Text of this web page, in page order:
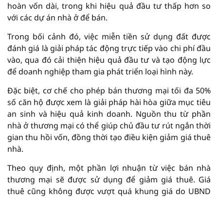
hoàn vốn dài, trong khi hiệu quả đầu tư thấp hơn so
với các dự án nhà ở để bán.
Trong bối cảnh đó, việc miễn tiền sử dụng đất được
đánh giá là giải pháp tác động trực tiếp vào chi phí đầu
vào, qua đó cải thiện hiệu quả đầu tư và tạo động lực
để doanh nghiệp tham gia phát triển loại hình này.
Đặc biệt, cơ chế cho phép bán thương mại tối đa 50%
số căn hộ được xem là giải pháp hài hòa giữa mục tiêu
an sinh và hiệu quả kinh doanh. Nguồn thu từ phần
nhà ở thương mại có thể giúp chủ đầu tư rút ngắn thời
gian thu hồi vốn, đồng thời tạo điều kiện giảm giá thuê
nhà.
Theo quy định, một phần lợi nhuận từ việc bán nhà
thương mại sẽ được sử dụng để giảm giá thuê. Giá
thuê cũng không được vượt quá khung giá do UBND